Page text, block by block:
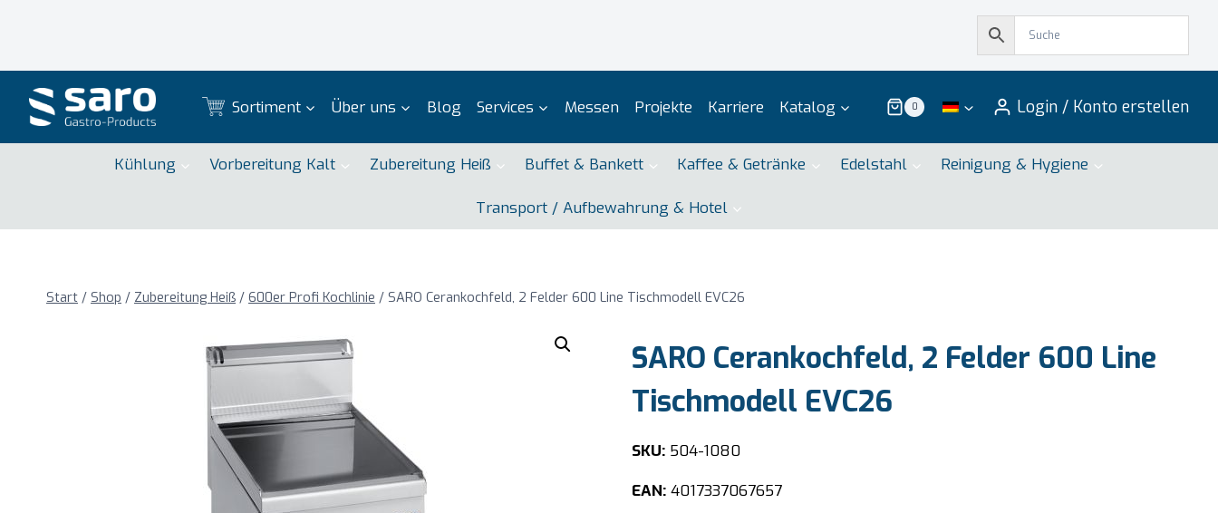
Sortiment Über uns Blog Services Messen Projekte Karriere Katalog 0 Login / Konto erstellen
Kühlung Vorbereitung Kalt Zubereitung Heiß Buffet & Bankett Kaffee & Getränke Edelstahl Reinigung & Hygiene
Transport / Aufbewahrung & Hotel
Start / Shop / Zubereitung Heiß / 600er Profi Kochlinie / SARO Cerankochfeld, 2 Felder 600 Line Tischmodell EVC26
SARO Cerankochfeld, 2 Felder 600 Line
Tischmodell EVC26
SKU:504-1080
EAN:4017337067657